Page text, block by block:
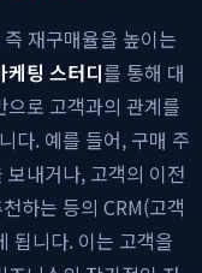
재구매율을 높이는
케팅 스터디를 통해 대
로 고객과의 관계를
다. 예를 들어, 구매 주
내거나, 고객의 이전
하는 등의 CRM(고객
됩니다. 이는 고객을